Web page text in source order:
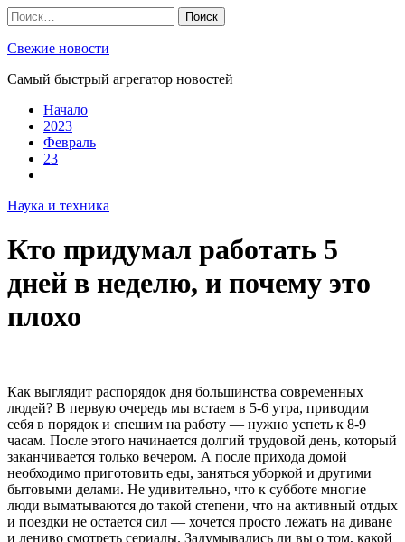
Skip
to
content
Найти:
Свежие новости
Самый быстрый агрегатор новостей
Начало
2023
Февраль
23
Наука и техника
Кто придумал работать 5
дней в неделю, и почему это
плохо
Как выглядит распорядок дня большинства современных
людей? В первую очередь мы встаем в 5-6 утра, приводим
себя в порядок и спешим на работу — нужно успеть к 8-9
часам. После этого начинается долгий трудовой день, который
заканчивается только вечером. А после прихода домой
необходимо приготовить еды, заняться уборкой и другими
бытовыми делами. Не удивительно, что к субботе многие
люди выматываются до такой степени, что на активный отдых
и поездки не остается сил — хочется просто лежать на диване
и лениво смотреть сериалы. Задумывались ли вы о том, какой